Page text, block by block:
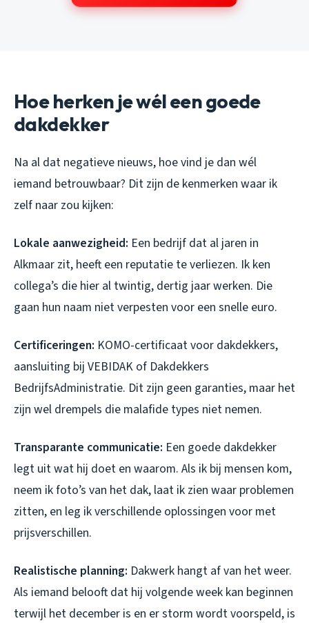
Hoe herken je wél een goede
dakdekker
Na al dat negatieve nieuws, hoe vind je dan wél
iemand betrouwbaar? Dit zijn de kenmerken waar ik
zelf naar zou kijken:
Lokale aanwezigheid: Een bedrijf dat al jaren in
Alkmaar zit, heeft een reputatie te verliezen. Ik ken
collega’s die hier al twintig, dertig jaar werken. Die
gaan hun naam niet verpesten voor een snelle euro.
Certificeringen: KOMO-certificaat voor dakdekkers,
aansluiting bij VEBIDAK of Dakdekkers
BedrijfsAdministratie. Dit zijn geen garanties, maar het
zijn wel drempels die malafide types niet nemen.
Transparante communicatie: Een goede dakdekker
legt uit wat hij doet en waarom. Als ik bij mensen kom,
neem ik foto’s van het dak, laat ik zien waar problemen
zitten, en leg ik verschillende oplossingen voor met
prijsverschillen.
Realistische planning: Dakwerk hangt af van het weer.
Als iemand belooft dat hij volgende week kan beginnen
terwijl het december is en er storm wordt voorspeld, is